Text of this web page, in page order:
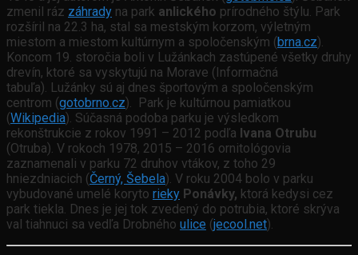
zmenil ráz záhrady na park anlického prírodného štýlu. Park
rozšíril na 22.3 ha, stal sa mestským korzom, výletným
miestom a miestom kultúrnym a spoločenským (brna.cz).
Koncom 19. storočia boli v Lužánkach zastúpené všetky druhy
drevín, ktoré sa vyskytujú na Morave (Informačná
tabuľa). Lužánky sú aj dnes športovým a spoločenským
centrom (gotobrno.cz). Park je kultúrnou pamiatkou
(Wikipedia). Súčasná podoba parku je výsledkom
rekonštrukcie z rokov 1991 – 2012 podľa Ivana Otrubu
(Otruba). V rokoch 1978, 2015 – 2016 ornitológovia
zaznamenali v parku 72 druhov vtákov, z toho 29
hniezdniacich (Černý, Šebela). V roku 2004 bolo v parku
vybudované umelé koryto rieky Ponávky, ktorá kedysi cez
park tiekla. Dnes je jej tok zvedený do potrubia, ktoré skrýva
val tiahnuci sa vedľa Drobného ulice (jecool.net).